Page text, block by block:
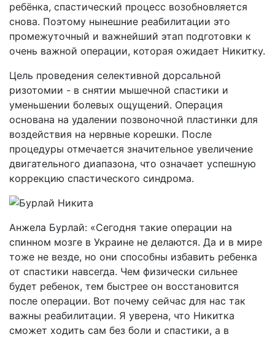
ребёнка, спастический процесс возобновляется
снова. Поэтому нынешние реабилитации это
промежуточный и важнейший этап подготовки к
очень важной операции, которая ожидает Никитку.
Цель проведения селективной дорсальной
ризотомии - в снятии мышечной спастики и
уменьшении болевых ощущений. Операция
основана на удалении позвоночной пластинки для
воздействия на нервные корешки. После
процедуры отмечается значительное увеличение
двигательного диапазона, что означает успешную
коррекцию спастического синдрома.
Анжела Бурлай: «Сегодня такие операции на
спинном мозге в Украине не делаются. Да и в мире
тоже не везде, но они способны избавить ребенка
от спастики навсегда. Чем физически сильнее
будет ребенок, тем быстрее он восстановится
после операции. Вот почему сейчас для нас так
важны реабилитации. Я уверена, что Никитка
сможет ходить сам без боли и спастики, а в